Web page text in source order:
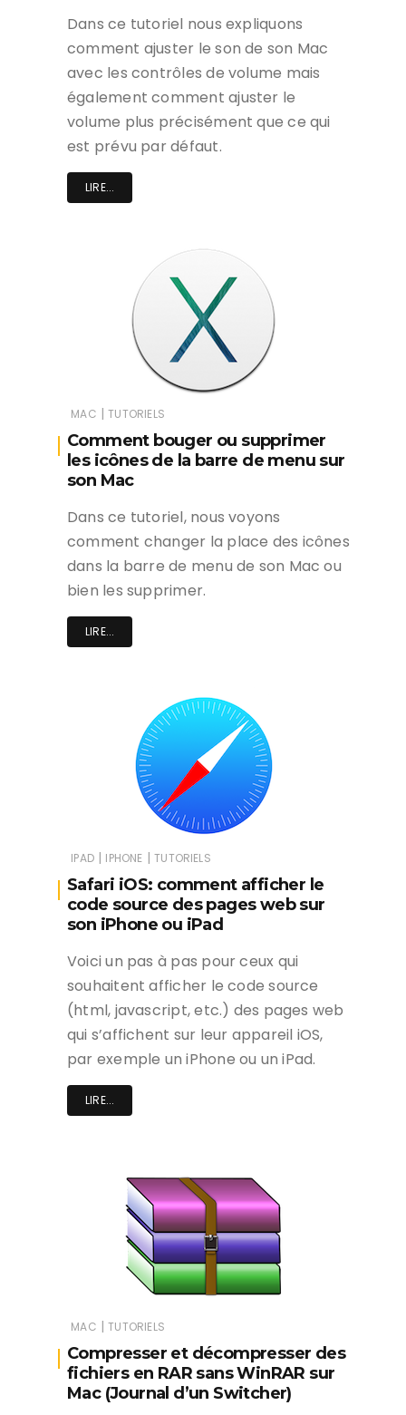
Dans ce tutoriel nous expliquons
comment ajuster le son de son Mac
avec les contrôles de volume mais
également comment ajuster le
volume plus précisément que ce qui
est prévu par défaut.
LIRE...
MAC | TUTORIELS
Comment bouger ou supprimer
les icônes de la barre de menu sur
son Mac
Dans ce tutoriel, nous voyons
comment changer la place des icônes
dans la barre de menu de son Mac ou
bien les supprimer.
LIRE...
IPAD | IPHONE | TUTORIELS
Safari iOS: comment afficher le
code source des pages web sur
son iPhone ou iPad
Voici un pas à pas pour ceux qui
souhaitent afficher le code source
(html, javascript, etc.) des pages web
qui s’affichent sur leur appareil iOS,
par exemple un iPhone ou un iPad.
LIRE...
MAC | TUTORIELS
Compresser et décompresser des
fichiers en RAR sans WinRAR sur
Mac (Journal d’un Switcher)